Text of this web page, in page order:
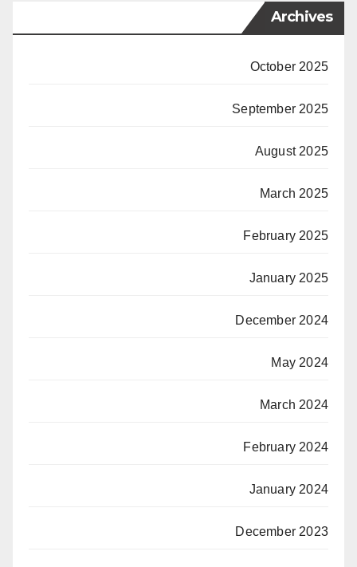
Archives
October 2025
September 2025
August 2025
March 2025
February 2025
January 2025
December 2024
May 2024
March 2024
February 2024
January 2024
December 2023